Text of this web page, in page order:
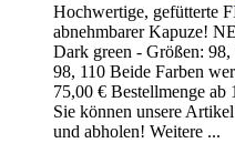
Hochwertige, gefütterte
abnehmbarer Kapuze!
Dark green - Größen:
98, 110 Beide Farben
75,00 € Bestellmenge ab
Sie können unsere
und abholen! Weitere ...